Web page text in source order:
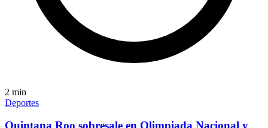
2 min
Deportes